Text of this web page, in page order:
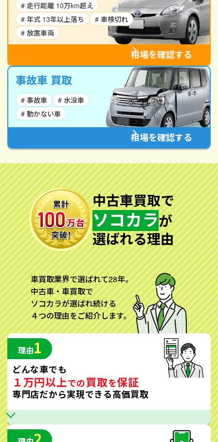
# 走行距離 10万km超え
# 年式 13年以上落ち
# 車検切れ
# 放置車両
相場を確認する
事故車 買取
# 事故車
# 水没車
# 動かない車
相場を確認する
中古車買取で
ソコカラが
選ばれる理由
車買取業界で選ばれて28年。
中古車・車買取で
ソコカラが選ばれ続ける
４つの理由をご紹介します。
理由1
どんな車でも
１万円以上での買取を保証
専門店だから実現できる高価買取